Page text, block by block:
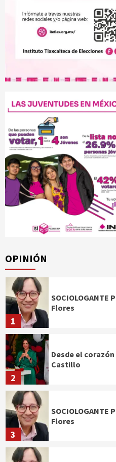
OPINIÓN
1
SOCIOLOGANTE
Flores
2
Desde el
Castillo
3
SOCIOLOGANTE
Flores